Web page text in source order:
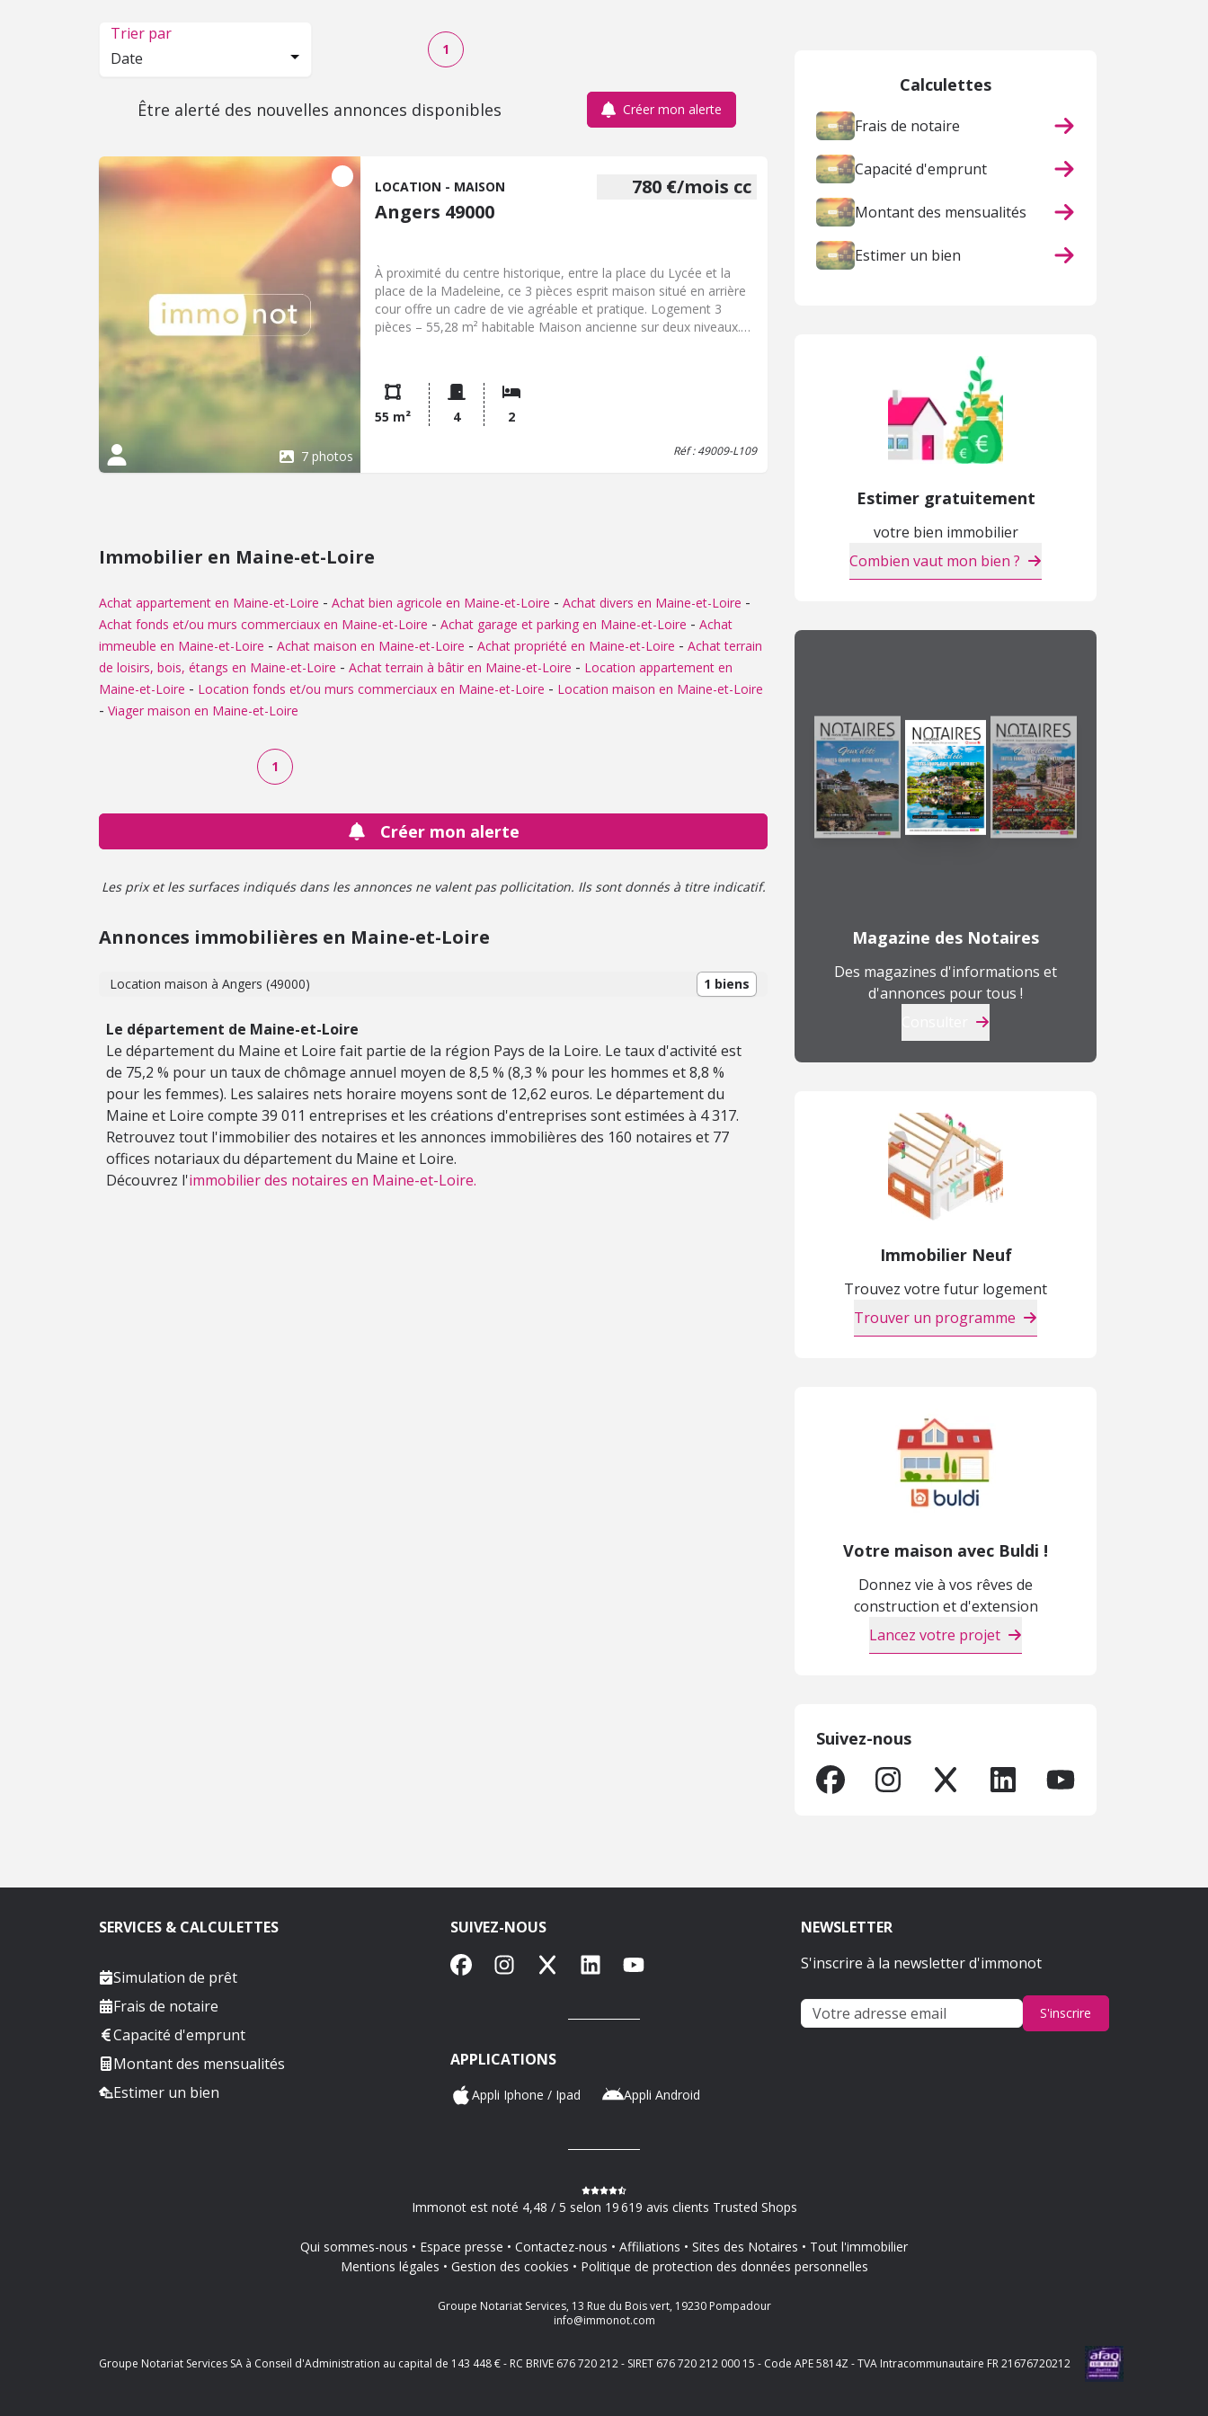
Trier par
Date
1
Être alerté des nouvelles annonces disponibles Créer mon alerte
7 photos
780 €/mois cc
LOCATION - MAISON
Angers 49000
À proximité du centre historique, entre la place du Lycée et la
place de la Madeleine, ce 3 pièces esprit maison situé en arrière
cour offre un cadre de vie agréable et pratique. Logement 3
pièces – 55,28 m² habitable Maison ancienne sur deux niveaux.
mansardées. Cour intérieur esprit jardin à partager avec les
autres copropriétaires. Cave. Chauffage gaz individuel Conditions
Loyer : 700 € + 80 € / mois Dépôt de garantie : 700 € Disponible :
les risques auxquels ce bien est expose sont disponibles sur le
55 m² 4 2
Réf : 49009-L109
Immobilier en Maine-et-Loire
Achat appartement en Maine-et-Loire - Achat bien agricole en Maine-et-Loire - Achat divers en Maine-et-Loire -
Achat fonds et/ou murs commerciaux en Maine-et-Loire - Achat garage et parking en Maine-et-Loire - Achat
immeuble en Maine-et-Loire - Achat maison en Maine-et-Loire - Achat propriété en Maine-et-Loire - Achat terrain
de loisirs, bois, étangs en Maine-et-Loire - Achat terrain à bâtir en Maine-et-Loire - Location appartement en
Maine-et-Loire - Location fonds et/ou murs commerciaux en Maine-et-Loire - Location maison en Maine-et-Loire
- Viager maison en Maine-et-Loire
1
Créer mon alerte
Les prix et les surfaces indiqués dans les annonces ne valent pas pollicitation. Ils sont donnés à titre indicatif.
Annonces immobilières en Maine-et-Loire
Location maison à Angers (49000) 1 biens
Le département de Maine-et-Loire
Le département du Maine et Loire fait partie de la région Pays de la Loire. Le taux d'activité est
de 75,2 % pour un taux de chômage annuel moyen de 8,5 % (8,3 % pour les hommes et 8,8 %
pour les femmes). Les salaires nets horaire moyens sont de 12,62 euros. Le département du
Maine et Loire compte 39 011 entreprises et les créations d'entreprises sont estimées à 4 317.
Retrouvez tout l'immobilier des notaires et les annonces immobilières des 160 notaires et 77
offices notariaux du département du Maine et Loire.
Découvrez l'immobilier des notaires en Maine-et-Loire.
Calculettes
Frais de notaire
Capacité d'emprunt
Montant des mensualités
Estimer un bien
Estimer gratuitement
votre bien immobilier
Combien vaut mon bien ?
Magazine des Notaires
Des magazines d'informations et
d'annonces pour tous !
Immobilier Neuf
Trouvez votre futur logement
Trouver un programme
Votre maison avec Buldi !
Donnez vie à vos rêves de
construction et d'extension
Lancez votre projet
Suivez-nous
SERVICES & CALCULETTES
Simulation de prêt
Frais de notaire
Capacité d'emprunt
Montant des mensualités
Estimer un bien
SUIVEZ-NOUS
FacebookInstagram
X LinkedInYouTube
APPLICATIONS
Appli Iphone / Ipad Appli Android
NEWSLETTER
S'inscrire à la newsletter d'immonot
S'inscrire
Immonot est noté 4,48 / 5 selon 19 619 avis clients Trusted Shops
Qui sommes-nous Espace presse Contactez-nous Affiliations Sites des Notaires
Tout l'immobilier
Mentions légales
Gestion des cookies Politique de protection des données personnelles
Groupe Notariat Services, 13 Rue du Bois vert, 19230 Pompadour
info@immonot.com
Groupe Notariat Services SA à Conseil d'Administration au capital de 143 448 € - RC BRIVE 676 720 212 - SIRET 676 720 212 000 15 - Code APE 5814Z - TVA Intracommunautaire FR 21676720212